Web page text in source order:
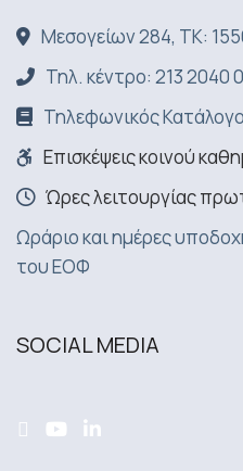
Μεσογείων 284, ΤΚ:
Τηλ. κέντρο: 213 2040
Τηλεφωνικός
Επισκέψεις κοινού
Ώρες λειτουργίας
Ωράριο και ημέρες
του ΕΟΦ
SOCIAL MEDIA